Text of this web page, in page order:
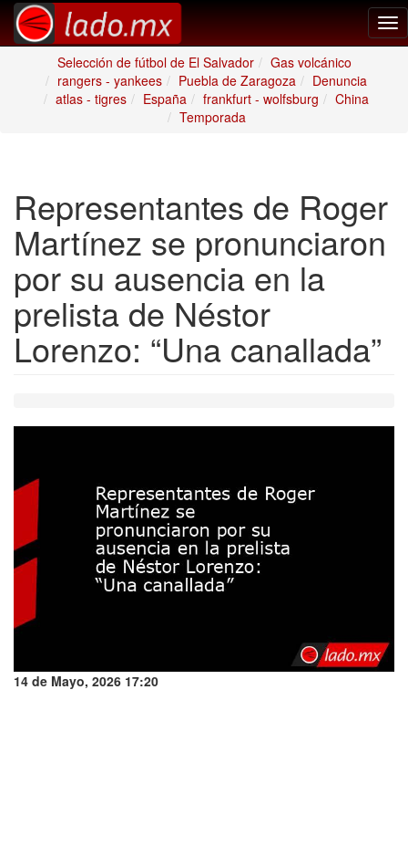
Selección de fútbol de El Salvador
Gas volcánico
rangers - yankees
Puebla de Zaragoza
Denuncia
atlas - tigres
España frankfurt - wolfsburg
China
Temporada
Representantes de Roger
Martínez se pronunciaron
por su ausencia en la
prelista de Néstor
Lorenzo: “Una canallada”
14 de Mayo, 2026 17:20